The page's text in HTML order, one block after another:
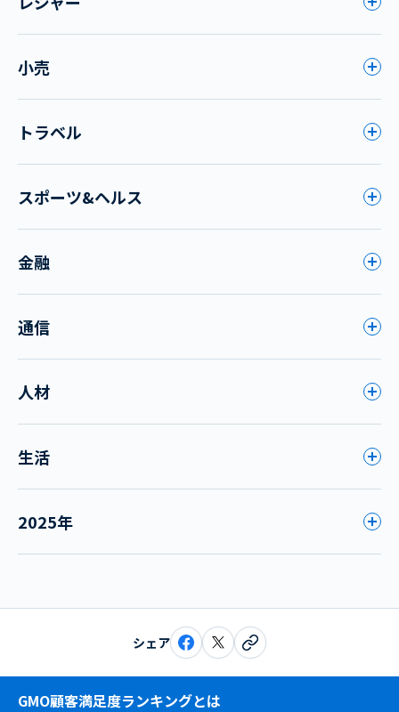
小売
トラベル
スポーツ&ヘルス
金融
通信
人材
生活
2025年
シェア
GMO顧客満足度ランキングとは